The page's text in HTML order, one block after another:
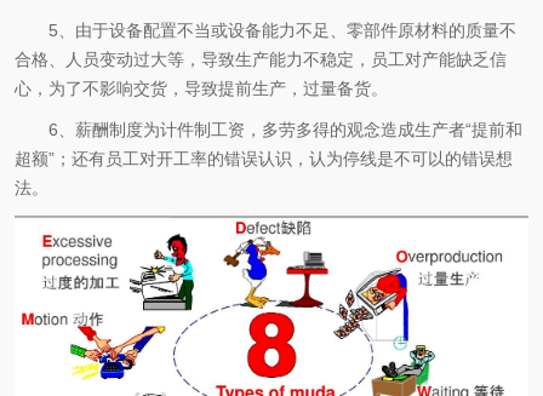
5、由于设备配置不当或设备能力不足、零部件原材料的质量不
合格、人员变动过大等，导致生产能力不稳定，员工对产能缺乏信
心，为了不影响交货，导致提前生产，过量备货。
6、薪酬制度为计件制工资，多劳多得的观念造成生产者“提前和
超额”；还有员工对开工率的错误认识，认为停线是不可以的错误想
法。